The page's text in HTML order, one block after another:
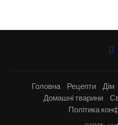
Головна Рецепти Дім
Домашні тварини
Політика